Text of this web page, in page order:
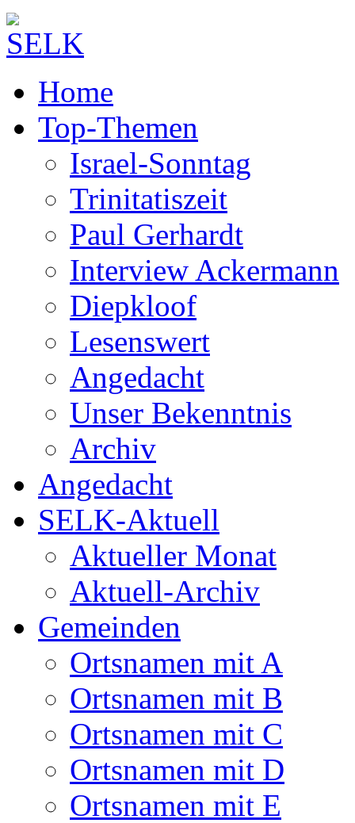
Home
Top-Themen
Israel-Sonntag
Trinitatiszeit
Paul Gerhardt
Interview Ackermann
Diepkloof
Lesenswert
Angedacht
Unser Bekenntnis
Archiv
Angedacht
SELK-Aktuell
Aktueller Monat
Aktuell-Archiv
Gemeinden
Ortsnamen mit A
Ortsnamen mit B
Ortsnamen mit C
Ortsnamen mit D
Ortsnamen mit E